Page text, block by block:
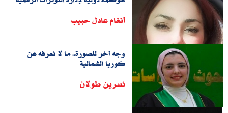
أنغام عادل حبيب
وجه آخر للصورة.. ما لا نعرفه عن
كوريا الشمالية
نسرين طولان